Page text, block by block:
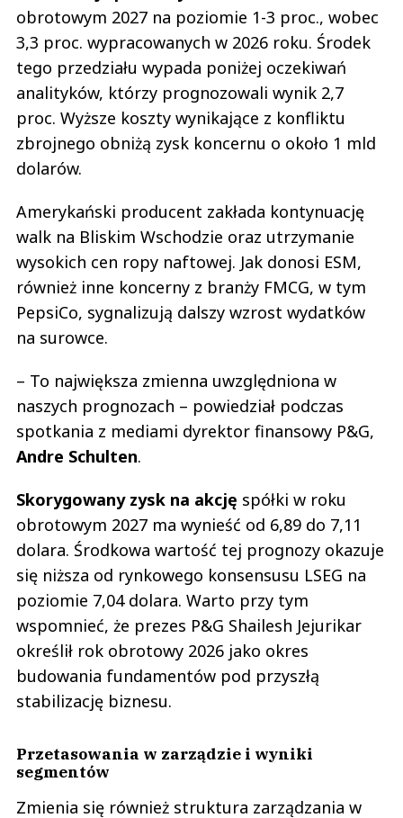
obrotowym 2027 na poziomie 1-3 proc., wobec
3,3 proc. wypracowanych w 2026 roku. Środek
tego przedziału wypada poniżej oczekiwań
analityków, którzy prognozowali wynik 2,7
proc. Wyższe koszty wynikające z konfliktu
zbrojnego obniżą zysk koncernu o około 1 mld
dolarów.
Amerykański producent zakłada kontynuację
walk na Bliskim Wschodzie oraz utrzymanie
wysokich cen ropy naftowej. Jak donosi ESM,
również inne koncerny z branży FMCG, w tym
PepsiCo, sygnalizują dalszy wzrost wydatków
na surowce.
– To największa zmienna uwzględniona w
naszych prognozach – powiedział podczas
spotkania z mediami dyrektor finansowy P&G,
Andre Schulten.
Skorygowany zysk na akcję spółki w roku
obrotowym 2027 ma wynieść od 6,89 do 7,11
dolara. Środkowa wartość tej prognozy okazuje
się niższa od rynkowego konsensusu LSEG na
poziomie 7,04 dolara. Warto przy tym
wspomnieć, że prezes P&G Shailesh Jejurikar
określił rok obrotowy 2026 jako okres
budowania fundamentów pod przyszłą
stabilizację biznesu.
Przetasowania w zarządzie i wyniki
segmentów
Zmienia się również struktura zarządzania w